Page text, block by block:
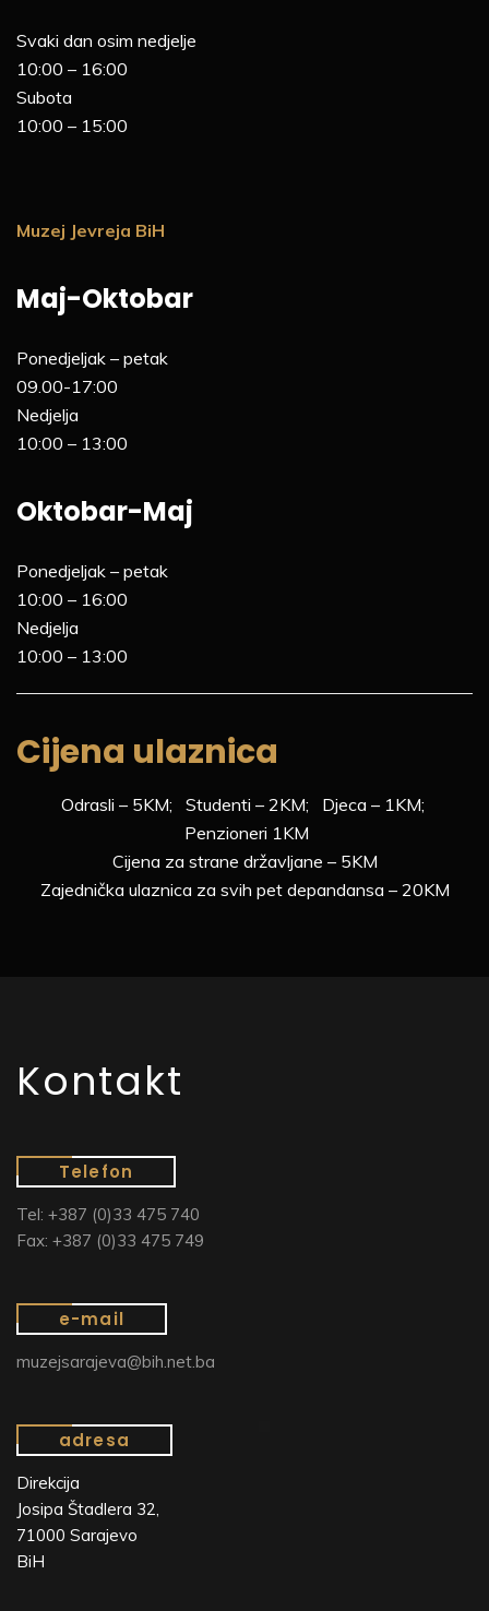
Svaki dan osim nedjelje
10:00 – 16:00
Subota
10:00 – 15:00
Muzej Jevreja BiH
Maj-Oktobar
Ponedjeljak – petak
09.00-17:00
Nedjelja
10:00 – 13:00
Oktobar-Maj
Ponedjeljak – petak
10:00 – 16:00
Nedjelja
10:00 – 13:00
Cijena ulaznica
Odrasli – 5KM; Studenti – 2KM; Djeca – 1KM;
Penzioneri 1KM
Cijena za strane državljane – 5KM
Zajednička ulaznica za svih pet depandansa – 20KM
Kontakt
Telefon
Tel: +387 (0)33 475 740
Fax: +387 (0)33 475 749
e-mail
muzejsarajeva@bih.net.ba
adresa
Direkcija
Josipa Štadlera 32,
71000 Sarajevo
BiH